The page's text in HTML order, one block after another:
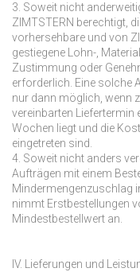
3. Soweit nicht
ZIMTSTERN berechtigt,
vorhersehbare und von
gestiegene Lohn-,
Zustimmung oder
erforderlich. Eine solche
nur dann möglich, wenn
vereinbarten
Wochen liegt und die
eingetreten sind.
4. Soweit nicht anders
Aufträgen mit einem
Mindermengenzuschlag
nimmt Erstbestellungen
Mindestbestellwert an.
IV. Lieferungen und